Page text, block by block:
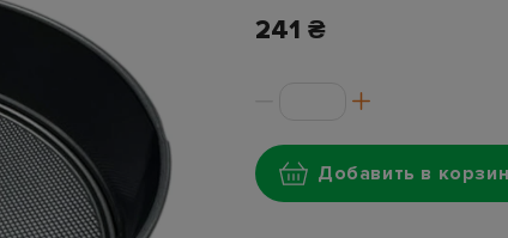
241 ₴
Добавить в